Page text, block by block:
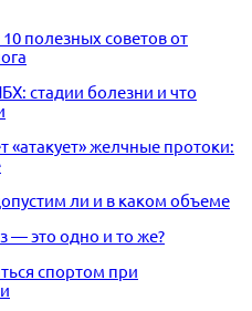
полезных советов от
стадии болезни и что
«атакует» желчные протоки:
ли и в каком объеме
— это одно и то же?
спортом при